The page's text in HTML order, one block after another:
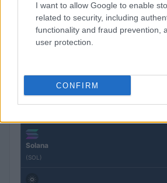
I want to allow Google to enable
related to security, including
functionality and fraud prevention,
user protection.
CONFIRM
Ethereum
(ETH)
Solana
(SOL)